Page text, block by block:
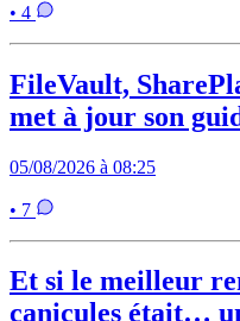
• 4
FileVault,
met à jour son
05/08/2026 à 08:25
• 7
Et si le meilleur
canicules était…